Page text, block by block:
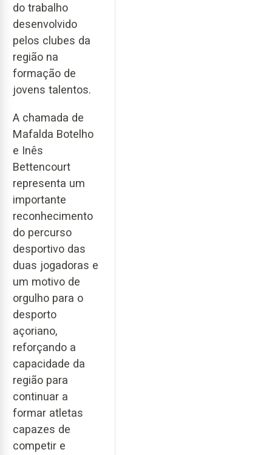
do trabalho
desenvolvido
pelos clubes da
região na
formação de
jovens talentos.
A chamada de
Mafalda Botelho
e Inês
Bettencourt
representa um
importante
reconhecimento
do percurso
desportivo das
duas jogadoras e
um motivo de
orgulho para o
desporto
açoriano,
reforçando a
capacidade da
região para
continuar a
formar atletas
capazes de
competir e